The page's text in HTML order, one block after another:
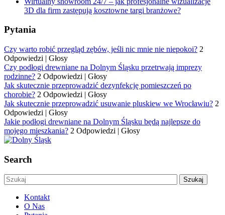
3D dla firm zastępują kosztowne targi branżowe?
Pytania
Czy warto robić przegląd zębów, jeśli nic mnie nie niepokoi? 2
Odpowiedzi | Głosy
Czy podłogi drewniane na Dolnym Śląsku przetrwają imprezy
rodzinne? 2 Odpowiedzi | Głosy
Jak skutecznie przeprowadzić dezynfekcję pomieszczeń po
chorobie? 2 Odpowiedzi | Głosy
Jak skutecznie przeprowadzić usuwanie pluskiew we Wrocławiu? 2
Odpowiedzi | Głosy
Jakie podłogi drewniane na Dolnym Śląsku będą najlepsze do
mojego mieszkania? 2 Odpowiedzi | Głosy
Search
Kontakt
O Nas